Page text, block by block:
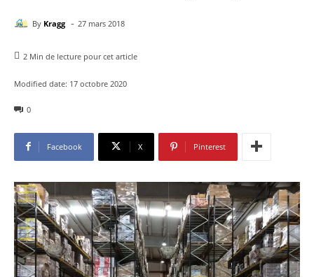
By Kragg - 27 mars 2018
2 Min de lecture pour cet article
Modified date: 17 octobre 2020
0
Facebook X Pinterest